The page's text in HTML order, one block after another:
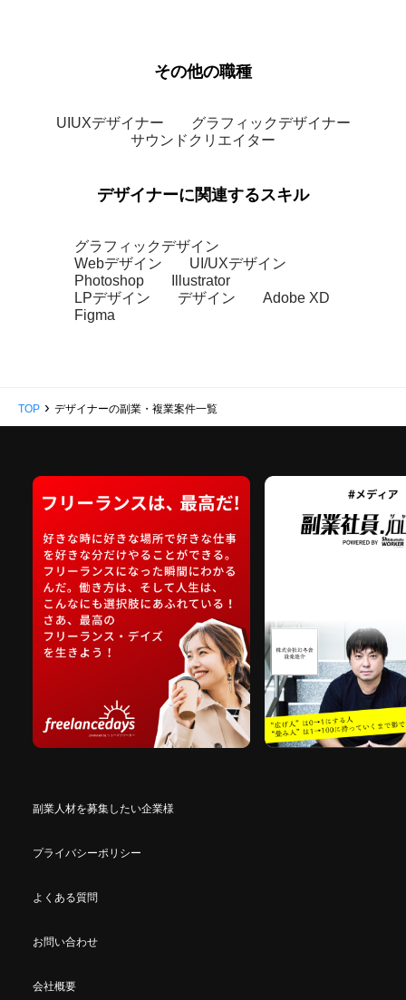
その他の職種
UIUXデザイナー
グラフィックデザイナー
サウンドクリエイター
デザイナーに関連するスキル
グラフィックデザイン
Webデザイン
UI/UXデザイン
Photoshop
Illustrator
LPデザイン
デザイン
Adobe XD
Figma
TOP › デザイナーの副業・複業案件一覧
副業人材を募集したい企業様
プライバシーポリシー
よくある質問
お問い合わせ
会社概要